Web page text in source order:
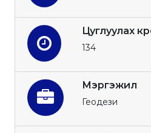
Цуглуулах
134
Мэргэжил
Геодези